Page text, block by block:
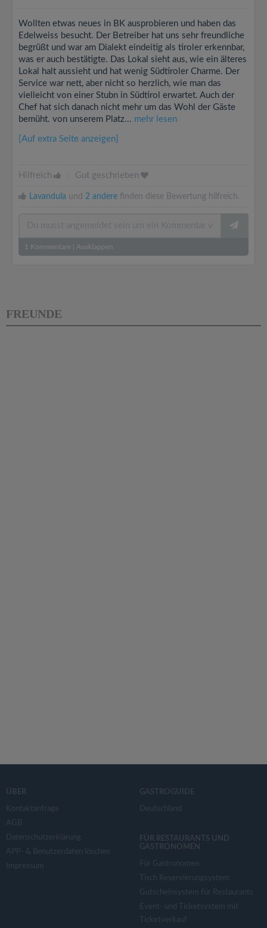
Wollten etwas neues in BK ausprobieren und haben das
Edelweiss besucht. Der Betreiber hat uns sehr freundliche
begrüßt und war am Dialekt eindeitig als tiroler erkennbar,
was er auch bestätigte. Das Lokal sieht aus, wie ein älteres
Lokal halt aussieht und hat wenig Südtiroler Charme. Der
Service war nett, aber nicht so herzlich, wie man das
vielleicht von einer Stubn in Südtirol erwartet. Auch der
Chef hat sich danach nicht mehr um das Wohl der Gäste
bemüht. von unserem Platz... mehr lesen
[Auf extra Seite anzeigen]
Hilfreich Gut geschrieben
Lavandula und 2 andere finden diese Bewertung hilfreich.
1 Kommentare Ausklappen
FREUNDE
ÜBER
Kontaktanfrage
AGB
Datenschutzerklärung
APP- & Benutzerdaten löschen
Impressum
GASTROGUIDE
Deutschland
FÜR RESTAURANTS UND
GASTRONOMEN
Für Gastronomen
Tisch Reservierungsystem
Gutscheinsystem für Restaurants
Event- und Ticketsystem mit
Ticketverkauf